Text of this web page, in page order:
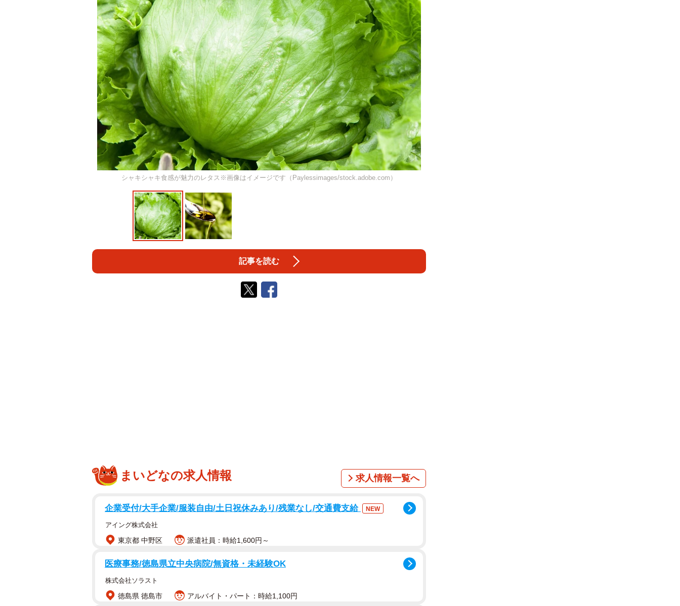
シャキシャキ食感が魅力のレタス※画像はイメージです（Paylessimages/stock.adobe.com）
記事を読む
まいどなの求人情報 求人情報一覧へ
企業受付/大手企業/服装自由/土日祝休みあり/残業なし/交通費支給 NEW
アイング株式会社
東京都 中野区 派遣社員：時給1,600円～
医療事務/徳島県立中央病院/無資格・未経験OK
株式会社ソラスト
徳島県 徳島市 アルバイト・パート：時給1,100円